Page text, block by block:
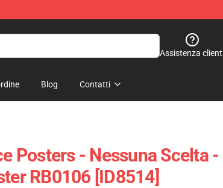
Assistenza
Blog Contatti
Posters - Nessuna Scelta
RB0106 [ID8514]